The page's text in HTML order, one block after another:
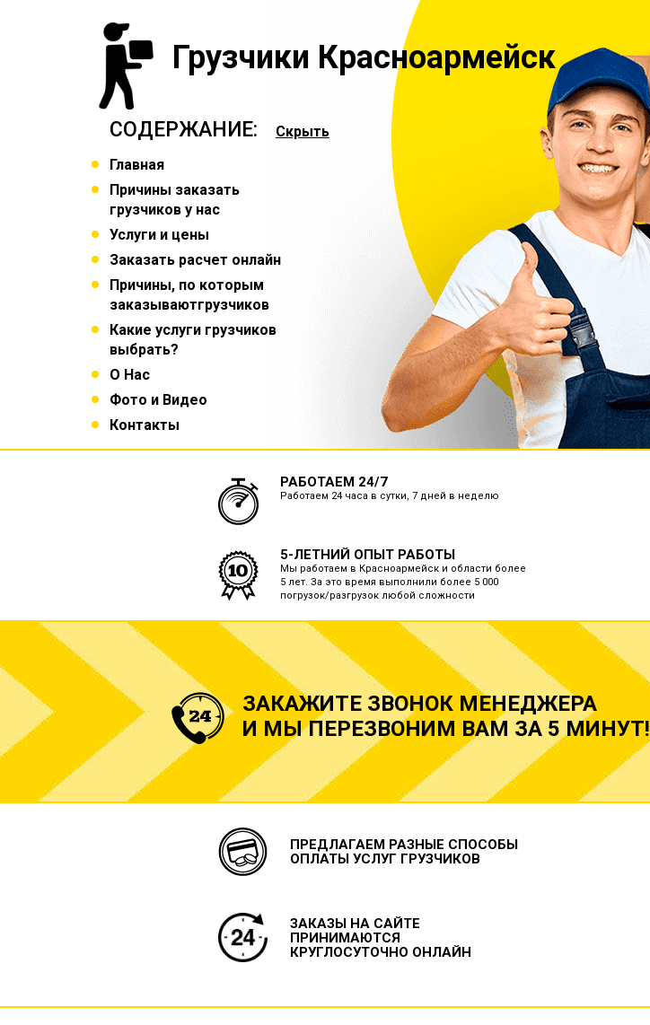
Грузчики Красноармейск
СОДЕРЖАНИЕ:
Скрыть
Главная
Причины заказать
грузчиков у нас
Услуги и цены
Заказать расчет онлайн
Причины, по которым
заказываютгрузчиков
Какие услуги грузчиков
выбрать?
О Нас
Фото и Видео
Контакты
РАБОТАЕМ 24/7
Работаем 24 часа в сутки, 7 дней в неделю
5-ЛЕТНИЙ ОПЫТ РАБОТЫ
Мы работаем в Красноармейск и области более
5 лет. За это время выполнили более 5 000
погрузок/разгрузок любой сложности
ЗАКАЖИТЕ ЗВОНОК МЕНЕДЖЕРА
И МЫ ПЕРЕЗВОНИМ ВАМ ЗА 5 МИНУТ!
ПРЕДЛАГАЕМ РАЗНЫЕ СПОСОБЫ
ОПЛАТЫ УСЛУГ ГРУЗЧИКОВ
ЗАКАЗЫ НА САЙТЕ
ПРИНИМАЮТСЯ
КРУГЛОСУТОЧНО ОНЛАЙН